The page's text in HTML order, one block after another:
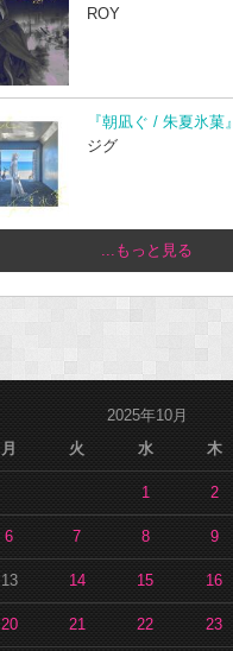
ROY
『朝凪ぐ / 朱夏氷菓』
ジグ
...もっと見る
2025年10月
月 火 水 木
1 2
6 7 8 9
13 14 15 16
20 21 22 23